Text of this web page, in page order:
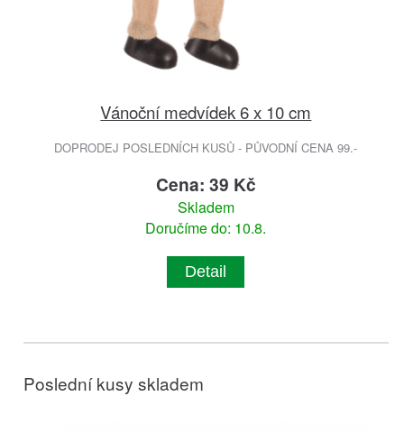
Vánoční medvídek 6 x 10 cm
DOPRODEJ POSLEDNÍCH KUSŮ - PŮVODNÍ CENA 99.-
Cena: 39 Kč
Skladem
Doručíme do: 10.8.
Detail
Poslední kusy skladem